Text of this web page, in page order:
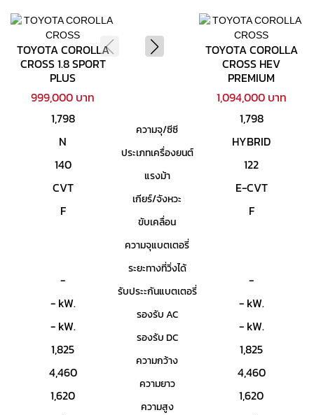
TOYOTA COROLLA
CROSS 1.8 SPORT
PLUS
999,000 บาท
1,798
N
140
CVT
F
-
- kW.
- kW.
1,825
4,460
1,620
TOYOTA COROLLA
CROSS HEV
PREMIUM
1,094,000 บาท
1,798
HYBRID
122
E-CVT
F
-
- kW.
- kW.
1,825
4,460
1,620
ความจุ/ซีซี
ประเภทเครื่องยนต์
แรงม้า
เกียร์/จังหวะ
ขับเคลื่อน
ความจุแบตเตอรี่
ระยะทางที่วิ่งได้
รับประะกันแบตเตอรี่
รองรับ AC
รองรับ DC
ความกว้าง
ความยาว
ความสูง